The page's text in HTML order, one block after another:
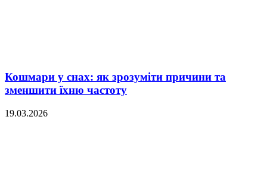
Кошмари у снах: як зрозуміти причини та
зменшити їхню частоту
19.03.2026